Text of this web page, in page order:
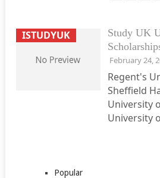
ISTUDYUK
Study UK
February 24,
Regent's
Sheffield
University
University
Popular